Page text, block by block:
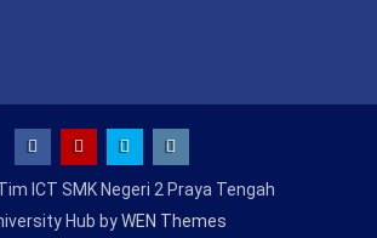
ICT SMK Negeri 2 Praya Tengah
Hub byWEN Themes